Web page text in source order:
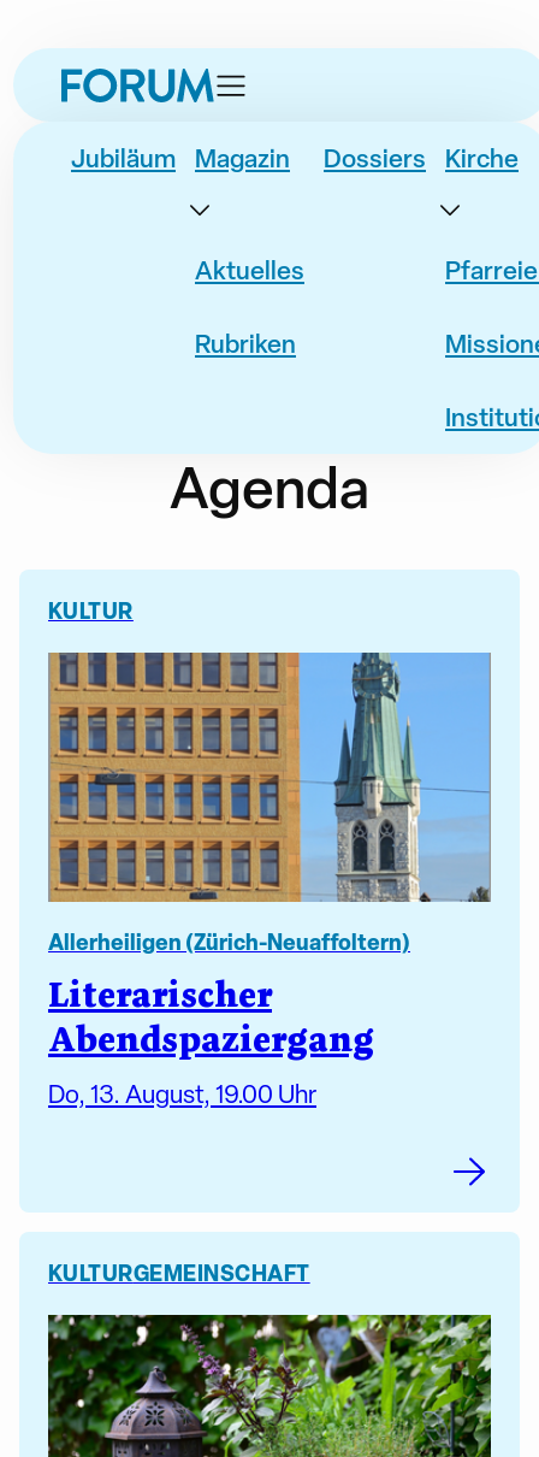
Navigation
springen
Inhalt
springen
Fusszeile
springen
Jubiläum Magazin
Aktuelles
Rubriken
Dossiers Kirche
Agenda
KULTUR
Allerheiligen (Zürich-Neuaffoltern)
Literarischer
Abendspaziergang
Do, 13. August, 19.00 Uhr
KULTURGEMEINSCHAFT